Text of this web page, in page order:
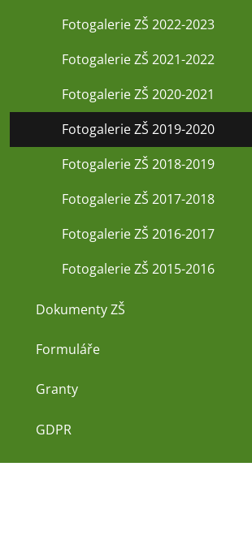
Fotogalerie ZŠ 2022-2023
Fotogalerie ZŠ 2021-2022
Fotogalerie ZŠ 2020-2021
Fotogalerie ZŠ 2019-2020
Fotogalerie ZŠ 2018-2019
Fotogalerie ZŠ 2017-2018
Fotogalerie ZŠ 2016-2017
Fotogalerie ZŠ 2015-2016
Dokumenty ZŠ
Formuláře
Granty
GDPR